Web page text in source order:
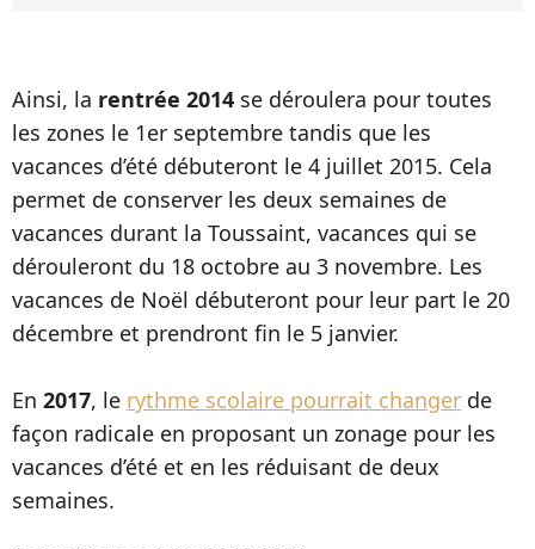
Ainsi, la rentrée 2014 se déroulera pour toutes
les zones le 1er septembre tandis que les
vacances d’été débuteront le 4 juillet 2015. Cela
permet de conserver les deux semaines de
vacances durant la Toussaint, vacances qui se
dérouleront du 18 octobre au 3 novembre. Les
vacances de Noël débuteront pour leur part le 20
décembre et prendront fin le 5 janvier.
En 2017, le rythme scolaire pourrait changer de
façon radicale en proposant un zonage pour les
vacances d’été et en les réduisant de deux
semaines.